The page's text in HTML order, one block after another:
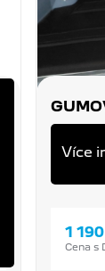
DJANGO
Více
1
Cena s